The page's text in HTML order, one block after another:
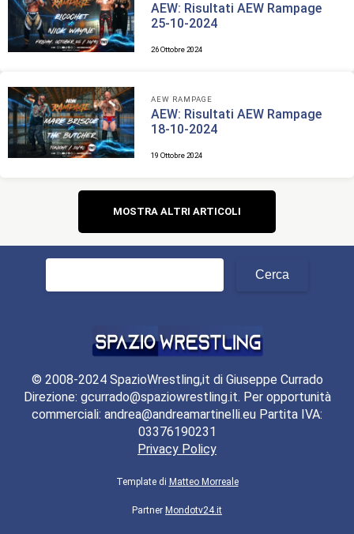
AEW: Risultati AEW Rampage
25-10-2024
26 Ottobre 2024
AEW RAMPAGE
AEW: Risultati AEW Rampage
18-10-2024
19 Ottobre 2024
Navigazione
articoli
MOSTRA ALTRI ARTICOLI
Ricerca
© 2008-2024 SpazioWrestling,it di Giuseppe Currado
Direzione: gcurrado@spaziowrestling.it. Per opportunità
commerciali: andrea@andreamartinelli.eu Partita IVA:
03376190231
Privacy Policy
Template di Matteo Morreale
Partner Mondotv24.it